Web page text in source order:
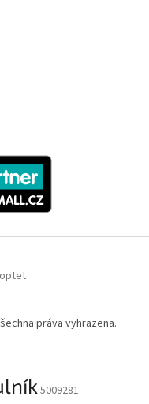
5009281
práva vyhrazena.